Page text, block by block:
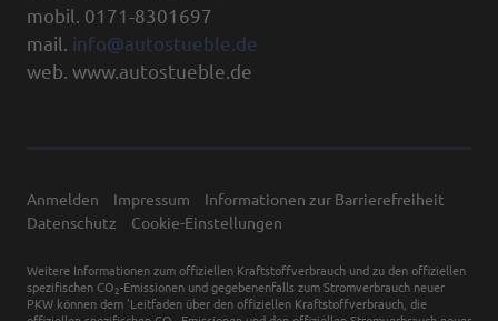
mobil. 0171-8301697
mail. info@autostueble.de
web. www.autostueble.de
Anmelden Impressum
Informationen zur Barrierefreiheit
Datenschutz
Cookie-Einstellungen
Weitere Informationen zum offiziellen Kraftstoffverbrauch und zu den offiziellen
spezifischen CO 2-Emissionen und gegebenenfalls zum Stromverbrauch neuer
PKW können dem 'Leitfaden über den offiziellen Kraftstoffverbrauch, die